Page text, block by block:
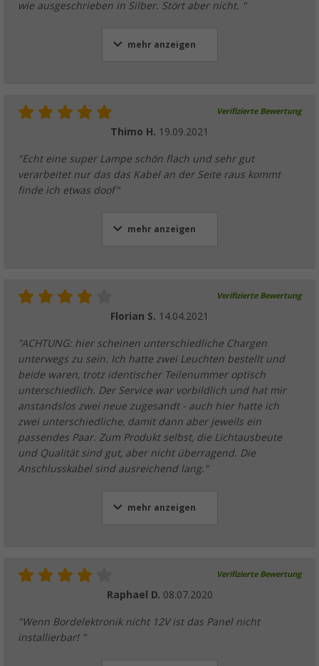
wie ausgeschrieben in Silber. Stört aber nicht. "
mehr anzeigen
Verifizierte Bewertung
Thimo H. 19.09.2021
"Echt eine super Lampe schön flach und sehr gut
verarbeitet nur das das Kabel an der Seite raus kommt
finde ich etwas doof"
mehr anzeigen
Verifizierte Bewertung
Florian S. 14.04.2021
"ACHTUNG: hier scheinen unterschiedliche Chargen
unterwegs zu sein. Ich hatte zwei Leuchten bestellt und
beide waren, trotz identischer Teilenummer optisch
unterschiedlich. Der Service war vorbildlich und hat mir
anstandslos zwei neue zugesandt - auch hier hatte ich
zwei unterschiedliche, damit dann aber jeweils ein
passendes Paar. Zum Produkt selbst, die Lichtausbeute
und Qualität sind gut, aber nicht überragend. Die
Anschlusskabel sind ausreichend lang."
mehr anzeigen
Verifizierte Bewertung
Raphael D. 08.07.2020
"Wenn Bordelektronik nicht 12V ist das Panel nicht
installierbar! "